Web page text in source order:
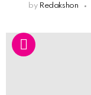
by Redakshon